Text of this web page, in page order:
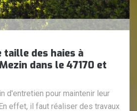
taille des haies à
dans le 47170 et
d'entretien pour maintenir leur
effet, il faut réaliser des travaux